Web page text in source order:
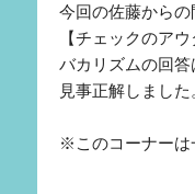
今回の佐藤からの
【チェックのア
バカリズムの回答
見事正解しました
※このコーナーは